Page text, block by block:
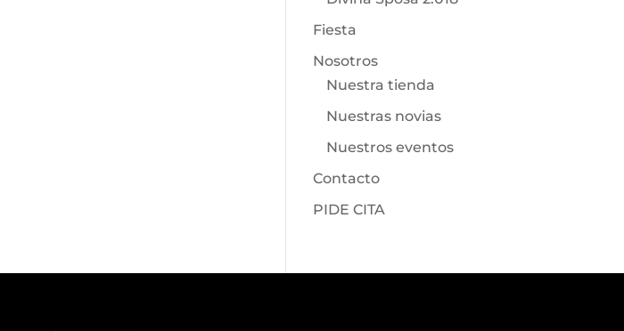
Fiesta
Nosotros
Nuestra tienda
Nuestras novias
Nuestros eventos
Contacto
PIDE CITA